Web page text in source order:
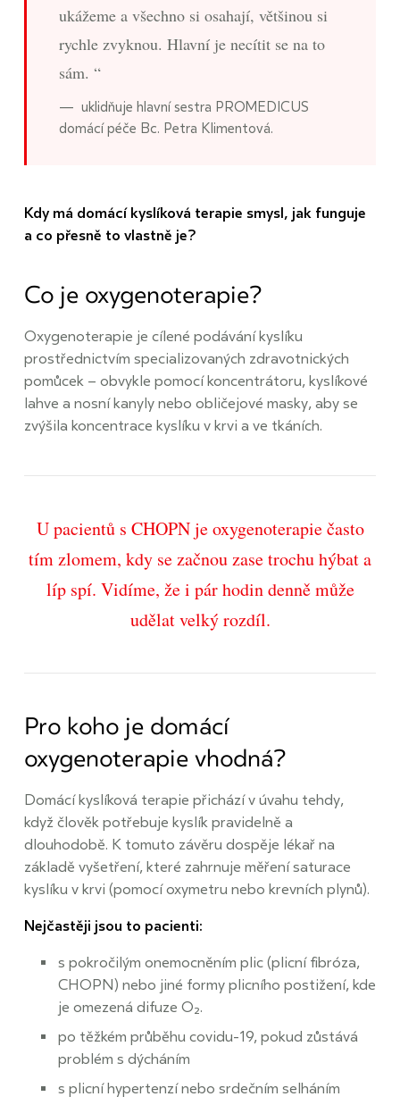
ukážeme a všechno si osahají, většinou si
rychle zvyknou. Hlavní je necítit se na to
sám.
uklidňuje hlavní sestra PROMEDICUS
domácí péče Bc. Petra Klimentová.
Kdy má domácí kyslíková terapie smysl, jak funguje
a co přesně to vlastně je?
Co je oxygenoterapie?
Oxygenoterapie je cílené podávání kyslíku
prostřednictvím specializovaných zdravotnických
pomůcek – obvykle pomocí koncentrátoru, kyslíkové
lahve a nosní kanyly nebo obličejové masky, aby se
zvýšila koncentrace kyslíku v krvi a ve tkáních.
U pacientů s CHOPN je oxygenoterapie často
tím zlomem, kdy se začnou zase trochu hýbat a
líp spí. Vidíme, že i pár hodin denně může
udělat velký rozdíl.
Pro koho je domácí
oxygenoterapie vhodná?
Domácí kyslíková terapie přichází v úvahu tehdy,
když člověk potřebuje kyslík pravidelně a
dlouhodobě. K tomuto závěru dospěje lékař na
základě vyšetření, které zahrnuje měření saturace
kyslíku v krvi (pomocí oxymetru nebo krevních plynů).
Nejčastěji jsou to pacienti:
s pokročilým onemocněním plic (plicní fibróza,
CHOPN) nebo jiné formy plicního postižení, kde
je omezená difuze O₂.
po těžkém průběhu covidu-19, pokud zůstává
problém s dýcháním
s plicní hypertenzí nebo srdečním selháním